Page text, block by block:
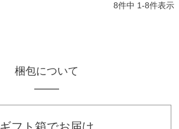
8件中 1-8件表示
梱包について